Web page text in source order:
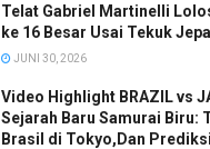
Telat Gabriel Martinelli
ke 16 Besar Usai Tekuk
JUNI 30, 2026
Video Highlight BRAZIL vs
Sejarah Baru Samurai Biru:
Brasil di Tokyo,Dan